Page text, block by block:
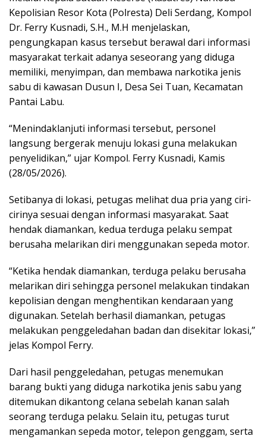
Kepolisian Resor Kota (Polresta) Deli Serdang, Kompol
Dr. Ferry Kusnadi, S.H., M.H menjelaskan,
pengungkapan kasus tersebut berawal dari informasi
masyarakat terkait adanya seseorang yang diduga
memiliki, menyimpan, dan membawa narkotika jenis
sabu di kawasan Dusun I, Desa Sei Tuan, Kecamatan
Pantai Labu.
“Menindaklanjuti informasi tersebut, personel
langsung bergerak menuju lokasi guna melakukan
penyelidikan,” ujar Kompol. Ferry Kusnadi, Kamis
(28/05/2026).
Setibanya di lokasi, petugas melihat dua pria yang ciri-
cirinya sesuai dengan informasi masyarakat. Saat
hendak diamankan, kedua terduga pelaku sempat
berusaha melarikan diri menggunakan sepeda motor.
“Ketika hendak diamankan, terduga pelaku berusaha
melarikan diri sehingga personel melakukan tindakan
kepolisian dengan menghentikan kendaraan yang
digunakan. Setelah berhasil diamankan, petugas
melakukan penggeledahan badan dan disekitar lokasi,”
jelas Kompol Ferry.
Dari hasil penggeledahan, petugas menemukan
barang bukti yang diduga narkotika jenis sabu yang
ditemukan dikantong celana sebelah kanan salah
seorang terduga pelaku. Selain itu, petugas turut
mengamankan sepeda motor, telepon genggam, serta